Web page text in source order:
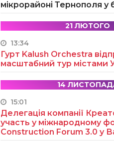
мікрорайоні Тернополя у
21 ЛЮТОГО
13:34
Гурт Kalush Orchestra
масштабний тур містами
14
15:01
Делегація компанії
участь у міжнародному
Construction Forum 3.0 у